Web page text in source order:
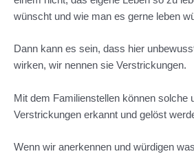
wünscht und wie man es gerne leben
Dann kann es sein, dass hier
wirken, wir nennen sie Verstrickungen.
Mit dem Familienstellen können solche
Verstrickungen erkannt und gelöst
Wenn wir anerkennen und würdigen